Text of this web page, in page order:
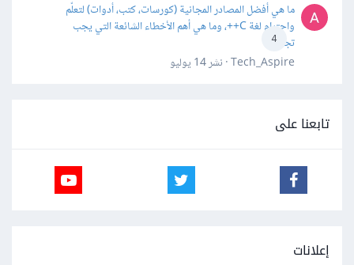
4
ما هي أفضل المصادر المجانية (كورسات، كتب، أدوات) لتعلّم
واحترام لغة C++، وما هي أهم الأخطاء الشائعة التي يجب
تجنبها؟
Tech_Aspire · نشر
14 يوليو
تابعنا على
إعلانات